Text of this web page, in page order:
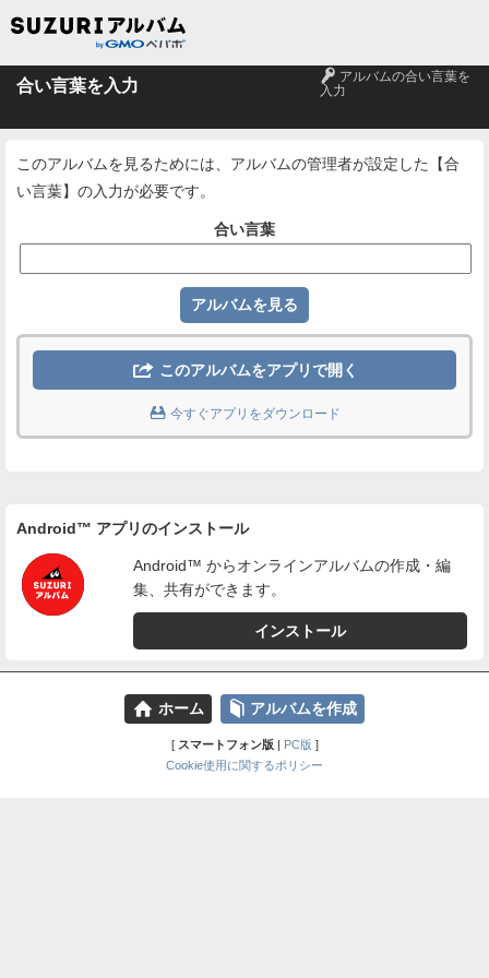
合い言葉を入力 🔑 アルバムの合い言葉を
入力
このアルバムを見るためには、アルバムの管理者が設定した【合
い言葉】の入力が必要です。
合い言葉
 このアルバムをアプリで開く
 今すぐアプリをダウンロード
Android™ アプリのインストール
Android™ からオンラインアルバムの作成・編
集、共有ができます。
インストール
⌂ ホーム 📕 アルバムを作成
[ スマートフォン版| PC版 ]
Cookie使用に関するポリシー